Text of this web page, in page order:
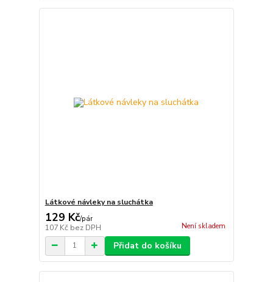
Látkové návleky na sluchátka
129 Kč/pár
107 Kč bez DPH Není skladem
Přidat do košíku